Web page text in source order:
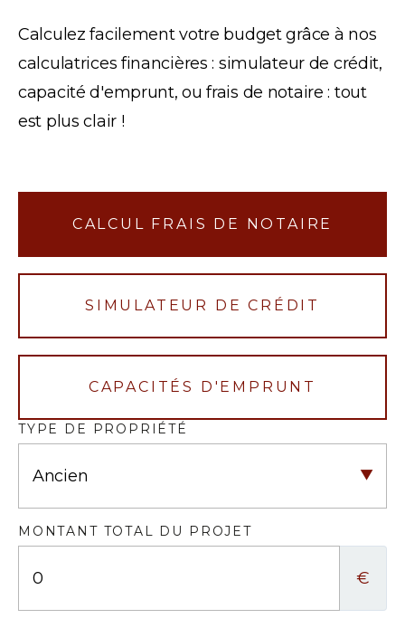
Calculez facilement votre budget grâce à nos
calculatrices financières : simulateur de crédit,
capacité d'emprunt, ou frais de notaire : tout
est plus clair !
CALCUL FRAIS DE NOTAIRE
SIMULATEUR DE CRÉDIT
CAPACITÉS D'EMPRUNT